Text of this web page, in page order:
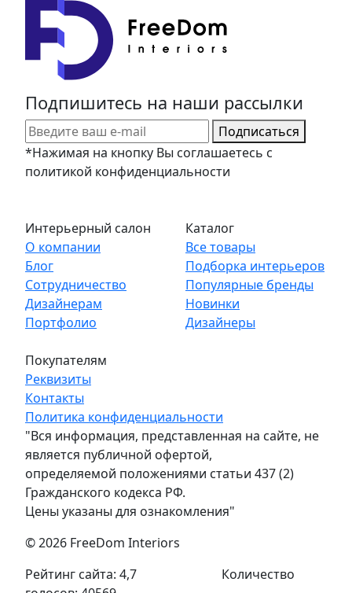
Интерьерный салон
О компании
Блог
Сотрудничество
Дизайнерам
Портфолио
Каталог
Все товары
Подборка интерьеров
Популярные бренды
Новинки
Дизайнеры
Покупателям
Реквизиты
Контакты
Подпишитесь на наши рассылки
Подписаться
*Нажимая на кнопку Вы соглашаетесь с
политикой конфиденциальности
Политика конфиденциальности
"Вся информация, представленная на сайте, не
является публичной офертой,
определяемой положениями статьи 437 (2)
Гражданского кодекса РФ.
Цены указаны для ознакомления"
© 2026 FreeDom Interiors
Рейтинг сайта: 4,7
Количество